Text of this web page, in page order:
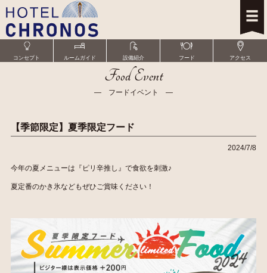
コンセプト ルームガイド 設備紹介 フード アクセス
Food Event
― フードイベント ―
【季節限定】夏季限定フード
2024/7/8
今年の夏メニューは『ピリ辛推し』で食欲を刺激♪
夏定番のかき氷などもぜひご賞味ください！